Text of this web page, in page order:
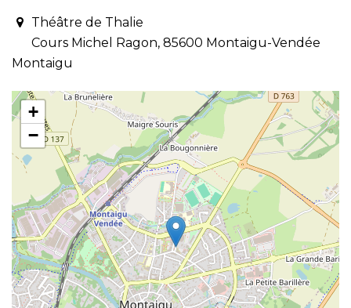
Théâtre de Thalie
Cours Michel Ragon, 85600 Montaigu-Vendée
Montaigu
+
−